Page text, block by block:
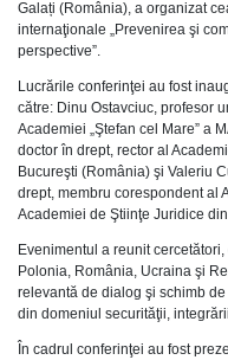
Galați (România), a organizat
internaţionale „Prevenirea şi
perspective”.
Lucrările conferinţei au fost
către: Dinu Ostavciuc, profesor
Academiei „Ştefan cel Mare” a
doctor în drept, rector al
Bucureşti (România) şi Valeriu
drept, membru corespondent al
Academiei de Ştiinţe Juridice
Evenimentul a reunit
Polonia, România, Ucraina şi
relevantă de dialog şi schimb
din domeniul securităţii,
În cadrul conferinţei au fost